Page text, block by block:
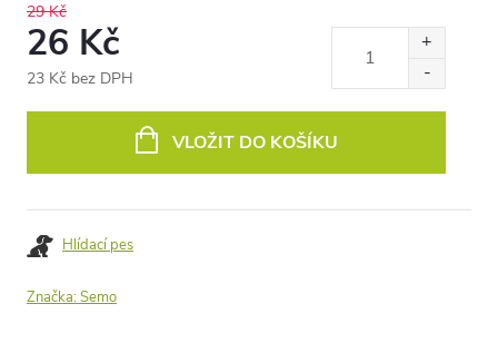
29 Kč
26 Kč
23 Kč bez DPH
VLOŽIT DO KOŠÍKU
Hlídací pes
Značka:Semo